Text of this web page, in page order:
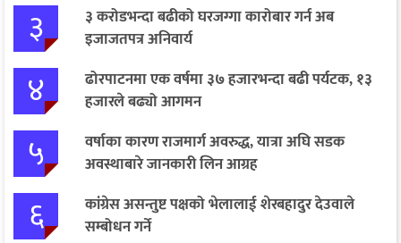
३
३ करोडभन्दा बढीको घरजग्गा कारोबार गर्न अब
इजाजतपत्र अनिवार्य
४
ढोरपाटनमा एक वर्षमा ३७ हजारभन्दा बढी पर्यटक, १३
हजारले बढ्यो आगमन
५
वर्षाका कारण राजमार्ग अवरुद्ध, यात्रा अघि सडक
अवस्थाबारे जानकारी लिन आग्रह
६
कांग्रेस असन्तुष्ट पक्षको भेलालाई शेरबहादुर देउवाले
सम्बोधन गर्ने